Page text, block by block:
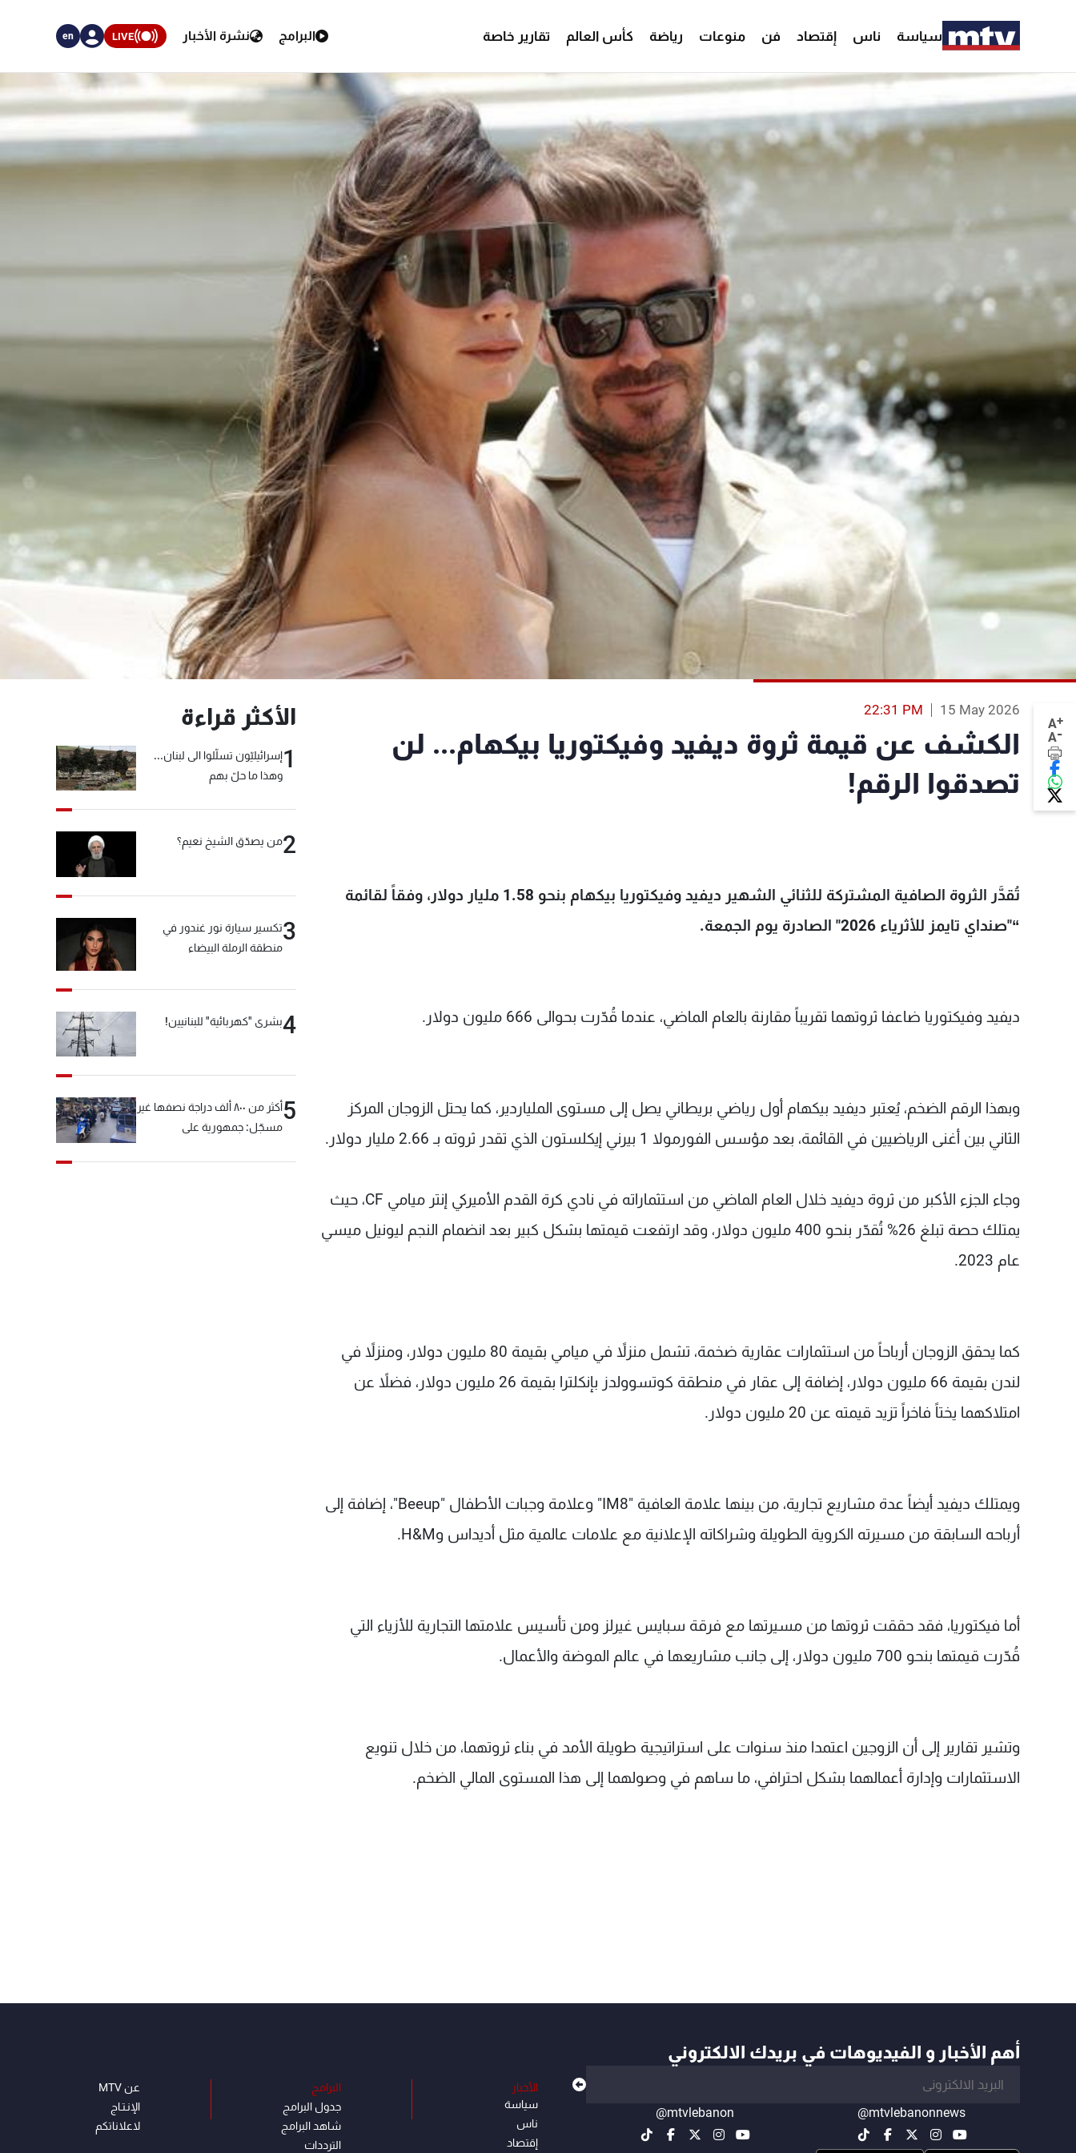
سياسة ناس إقتصاد فن منوعات رياضة كأس العالم تقارير خاصة البرامج نشرة الأخبار LIVE
en
A+
A-
15 May 2026
22:31 PM
الكشف عن قيمة ثروة ديفيد وفيكتوريا بيكهام... لن
تصدقوا الرقم!
تُقدَّر الثروة الصافية المشتركة للثنائي الشهير ديفيد وفيكتوريا بيكهام بنحو 1.58 مليار دولار، وفقاً لقائمة
“"صنداي تايمز للأثرياء 2026" الصادرة يوم الجمعة.
ديفيد وفيكتوريا ضاعفا ثروتهما تقريباً مقارنة بالعام الماضي، عندما قُدّرت بحوالى 666 مليون دولار.
وبهذا الرقم الضخم، يُعتبر ديفيد بيكهام أول رياضي بريطاني يصل إلى مستوى الملياردير، كما يحتل الزوجان المركز
الثاني بين أغنى الرياضيين في القائمة، بعد مؤسس الفورمولا 1 بيرني إيكلستون الذي تقدر ثروته بـ 2.66 مليار دولار.
وجاء الجزء الأكبر من ثروة ديفيد خلال العام الماضي من استثماراته في نادي كرة القدم الأميركي إنتر ميامي CF، حيث
يمتلك حصة تبلغ 26% تُقدّر بنحو 400 مليون دولار، وقد ارتفعت قيمتها بشكل كبير بعد انضمام النجم ليونيل ميسي
عام 2023.
كما يحقق الزوجان أرباحاً من استثمارات عقارية ضخمة، تشمل منزلاً في ميامي بقيمة 80 مليون دولار، ومنزلاً في
لندن بقيمة 66 مليون دولار، إضافة إلى عقار في منطقة كوتسوولدز بإنكلترا بقيمة 26 مليون دولار، فضلاً عن
امتلاكهما يختاً فاخراً تزيد قيمته عن 20 مليون دولار.
ويمتلك ديفيد أيضاً عدة مشاريع تجارية، من بينها علامة العافية "IM8" وعلامة وجبات الأطفال "Beeup"، إضافة إلى
أرباحه السابقة من مسيرته الكروية الطويلة وشراكاته الإعلانية مع علامات عالمية مثل أديداس وH&M.
أما فيكتوريا، فقد حققت ثروتها من مسيرتها مع فرقة سبايس غيرلز ومن تأسيس علامتها التجارية للأزياء التي
قُدّرت قيمتها بنحو 700 مليون دولار، إلى جانب مشاريعها في عالم الموضة والأعمال.
وتشير تقارير إلى أن الزوجين اعتمدا منذ سنوات على استراتيجية طويلة الأمد في بناء ثروتهما، من خلال تنويع
الاستثمارات وإدارة أعمالهما بشكل احترافي، ما ساهم في وصولهما إلى هذا المستوى المالي الضخم.
الأكثر قراءة
1إسرائيليّون تسلّلوا الى لبنان...
وهذا ما حلّ بهم
2من يصدّق الشيخ نعيم؟
3تكسير سيارة نور غندور في
منطقة الرملة البيضاء
4بشرى "كهربائية" للبنانيين!
5
أكثر من ٨٠٠ ألف دراجة نصفها غير
مسجّل: جمهورية على
أهم الأخبار و الفيديوهات في بريدك الالكتروني
@mtvlebanonnews
@mtvlebanon
الأخبار
سياسة
ناس
إقتصاد
البرامج
جدول البرامج
شاهد البرامج
الترددات
عن MTV
الإنـتـاج
لاعلاناتكم